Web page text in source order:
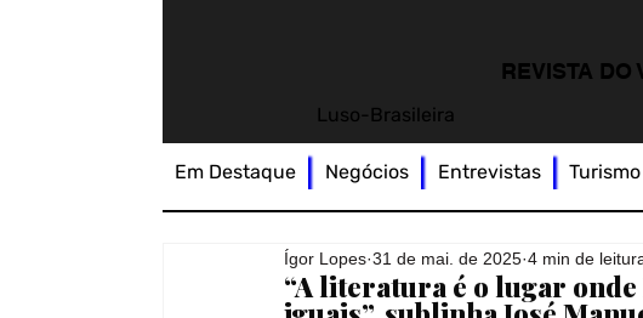
REVISTA DO
Luso-Brasileira
“A literatura é o lugar
Ígor Lopes 31 de mai. de 2025 4 min de
Em Destaque Negócios Entrevistas Turismo